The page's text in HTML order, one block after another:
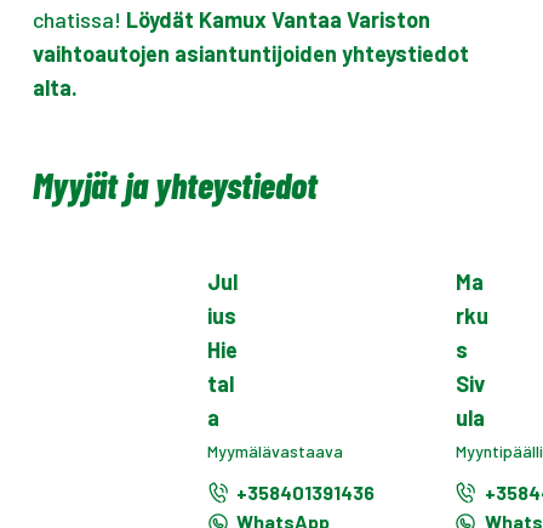
chatissa! Löydät Kamux Vantaa Variston
vaihtoautojen asiantuntijoiden yhteystiedot
alta.
Myyjät ja yhteystiedot
Jul
ius
Hie
tal
a
Myymälävastaava
+358401391436
WhatsApp
Ma
rku
s
Siv
ula